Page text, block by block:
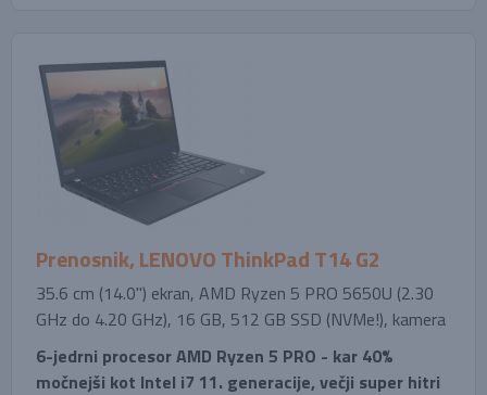
Prenosnik, LENOVO ThinkPad T14 G2
35.6 cm (14.0'') ekran, AMD Ryzen 5 PRO 5650U (2.30
GHz do 4.20 GHz), 16 GB, 512 GB SSD (NVMe!), kamera
6-jedrni procesor AMD Ryzen 5 PRO - kar 40%
močnejši kot Intel i7 11. generacije, večji super hitri